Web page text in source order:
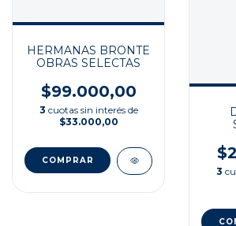
HERMANAS BRONTE
OBRAS SELECTAS
$99.000,00
3 cuotas sin interés de
$33.000,00
3